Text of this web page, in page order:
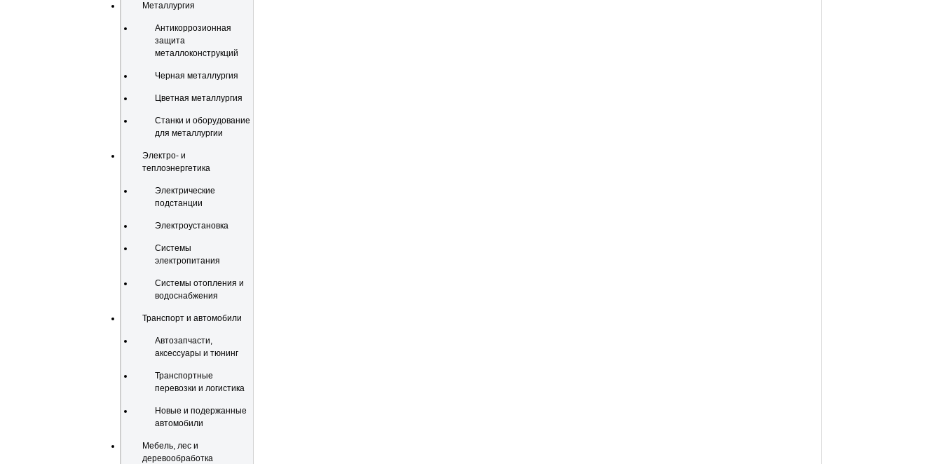
Металлургия
Антикоррозионная
защита
металлоконструкций
Черная металлургия
Цветная металлургия
Станки и оборудование
для металлургии
Электро- и
теплоэнергетика
Электрические
подстанции
Электроустановка
Системы
электропитания
Системы отопления и
водоснабжения
Транспорт и автомобили
Автозапчасти,
аксессуары и тюнинг
Транспортные
перевозки и логистика
Новые и подержанные
автомобили
Мебель, лес и
деревообработка